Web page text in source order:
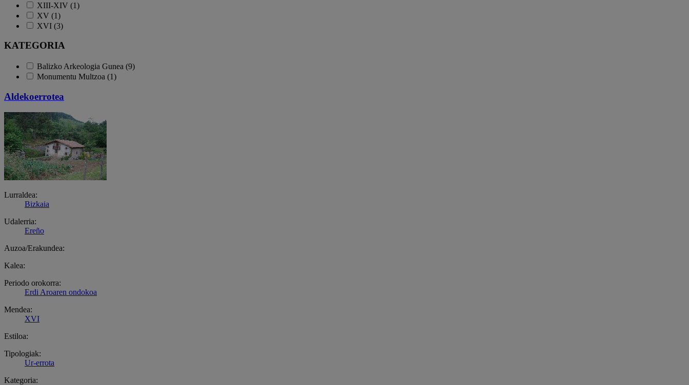
XIII-XIV (1)
XV (1)
XVI (3)
KATEGORIA
Balizko Arkeologia Gunea (9)
Monumentu Multzoa (1)
Aldekoerrotea
Lurraldea:
Bizkaia
Udalerria:
Ereño
Auzoa/Erakundea:
Kalea:
Periodo orokorra:
Erdi Aroaren ondokoa
Mendea:
XVI
Estiloa:
Tipologiak:
Ur-errota
Kategoria: